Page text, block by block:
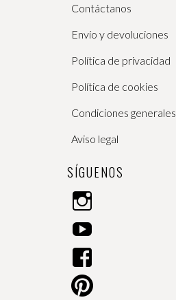
Contáctanos
Envío y devoluciones
Política de privacidad
Política de cookies
Condiciones generales
Aviso legal
SÍGUENOS
g
rucP